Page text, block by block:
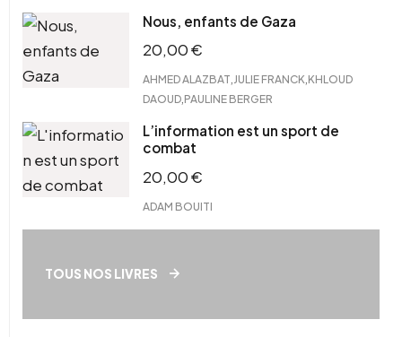
Nous, enfants de Gaza
20,00€
AHMED ALAZBAT,JULIE FRANCK,KHLOUD
DAOUD,PAULINE BERGER
L’information est un sport de
combat
20,00€
ADAM BOUITI
TOUS NOS LIVRES